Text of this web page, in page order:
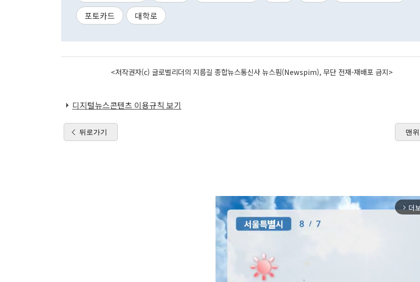
포토카드
대학로
<저작권자(c) 글로벌리더의 지름길 종합뉴스통신사 뉴스핌(Newspim), 무단 전재-재배포 금지>
디지털뉴스콘텐츠 이용규칙 보기
뒤로가기 맨
arrow_forward_ios 더